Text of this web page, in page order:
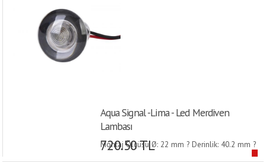
Aqua Signal -Lima - Led Merdiven
Lambası
Montaj Ölçüsü Ø: 22 mm ? Derinlik: 40.2 mm ?
720.50 TL